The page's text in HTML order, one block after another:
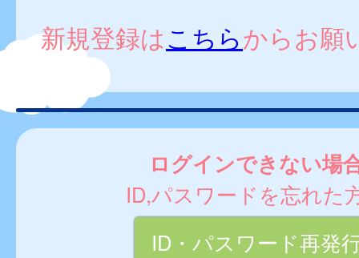
新規登録はこちらからお願
ログインできない場
ID,パスワードを忘れた
ID・パスワード再発